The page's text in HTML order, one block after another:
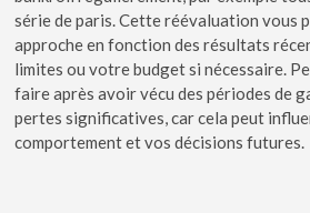
série de paris. Cette réévaluation vous
approche en fonction des résultats
limites ou votre budget si nécessaire.
faire après avoir vécu des périodes de
pertes significatives, car cela peut
comportement et vos décisions futures.